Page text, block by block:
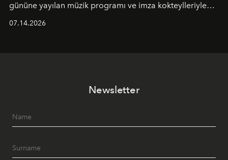
gününe yayılan müzik programı ve imza kokteylleriyle
07.14.2026
Newsletter